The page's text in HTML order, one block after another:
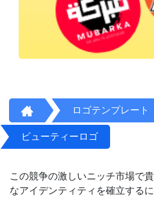
ロゴテンプレート
ビューティーロゴ
この競争の激しいニッチ市場で
なアイデンティティを確立する